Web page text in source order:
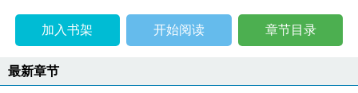
加入书架 开始阅读 章节目录
最新章节